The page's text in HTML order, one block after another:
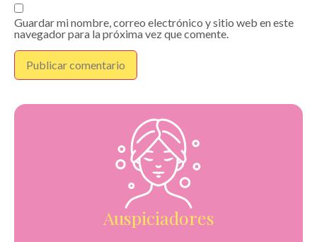
Guardar mi nombre, correo electrónico y sitio web en este
navegador para la próxima vez que comente.
Auspiciadores